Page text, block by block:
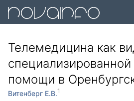
Телемедицина как
помощи в
Витенберг Е.В.